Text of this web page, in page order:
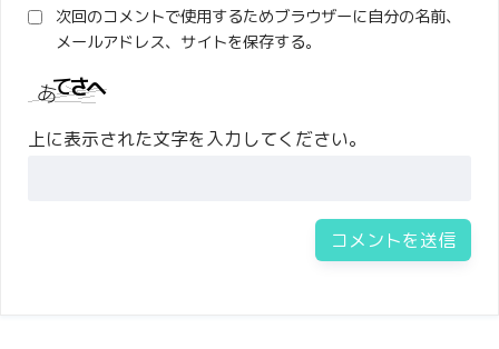
次回のコメントで使用するためブラウザーに自分の名前、
メールアドレス、サイトを保存する。
上に表示された文字を入力してください。